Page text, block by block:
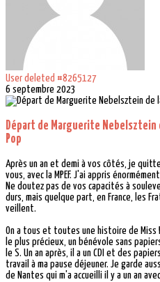
User deleted #8265127
6 septembre 2023
Départ de Marguerite Nebelsztein
Pop
Après un an et demi à vos côtés, je
vous, avec la MPEF. J'ai appris
Ne doutez pas de vos capacités à
durs, mais quelque part, en France, les
veillent.
On a tous et toutes une histoire de Miss
le plus précieux, un bénévole sans
le S. Un an après, il a un CDI et des
travail à ma pause déjeuner. Je garde
de Nantes qui m'a accueilli il y a un an